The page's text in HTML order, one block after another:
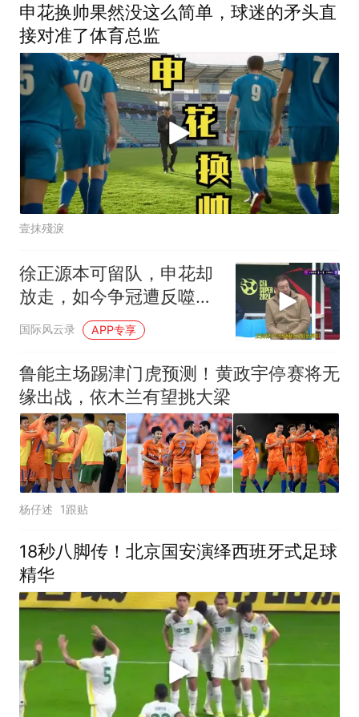
申花换帅果然没这么简单，球迷的矛头直
接对准了体育总监
壹抹殘淚
徐正源本可留队，申花却
放走，如今争冠遭反噬，
悔之晚矣
国际风云录 APP专享
鲁能主场踢津门虎预测！黄政宇停赛将无
缘出战，依木兰有望挑大梁
杨仔述 1跟贴
18秒八脚传！北京国安演绎西班牙式足球
精华